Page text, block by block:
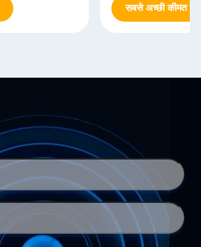
सबसे अच्छी कीमत पाएं